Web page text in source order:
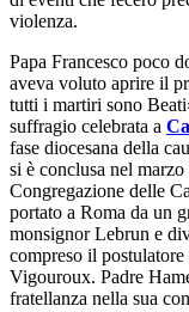
violenza.
Papa Francesco poco
aveva voluto aprire il
tutti i martiri sono
suffragio celebrata a
fase diocesana della
si è conclusa nel
Congregazione delle
portato a Roma da un
monsignor Lebrun e
compreso il
Vigouroux. Padre
fratellanza nella sua